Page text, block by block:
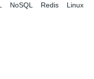
NoSQL Redis
Linux